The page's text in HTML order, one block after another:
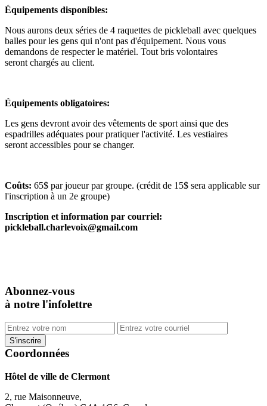
Équipements disponibles:
Nous aurons deux séries de 4 raquettes de pickleball avec quelques
balles pour les gens qui n'ont pas d'équipement. Nous vous
demandons de respecter le matériel. Tout bris volontaires
seront chargés au client.
Équipements obligatoires:
Les gens devront avoir des vêtements de sport ainsi que des
espadrilles adéquates pour pratiquer l'activité. Les vestiaires
seront accessibles pour se changer.
Coûts: 65$ par joueur par groupe. (crédit de 15$ sera applicable sur
l'inscription à un 2e groupe)
Inscription et information par courriel:
pickleball.charlevoix@gmail.com
Abonnez-vous
à notre l'infolettre
Coordonnées
Hôtel de ville de Clermont
2, rue Maisonneuve,